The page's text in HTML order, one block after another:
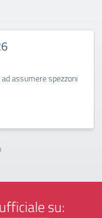
assumere spezzoni
su: